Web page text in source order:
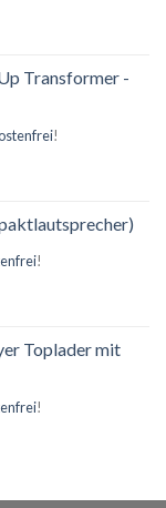
Transformer -
!
!
Toplader mit
!